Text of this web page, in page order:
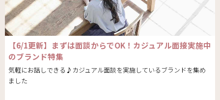
【6/1更新】まずは面談からでOK！カジュアル面接実施中
のブランド特集
気軽にお話しできる♪カジュアル面談を実施しているブランドを集め
ました